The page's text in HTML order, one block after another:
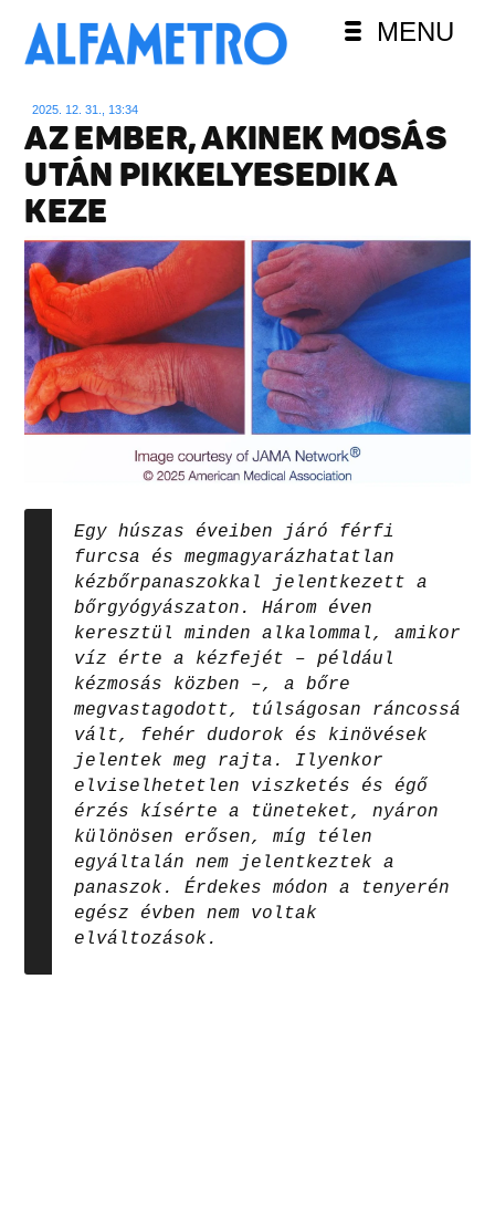
MENU
2025. 12. 31., 13:34
AZ EMBER, AKINEK MOSÁS
UTÁN PIKKELYESEDIK A
KEZE
Egy húszas éveiben járó férfi
furcsa és megmagyarázhatatlan
kézbőrpanaszokkal jelentkezett a
bőrgyógyászaton. Három éven
keresztül minden alkalommal, amikor
víz érte a kézfejét – például
kézmosás közben –, a bőre
megvastagodott, túlságosan ráncossá
vált, fehér dudorok és kinövések
jelentek meg rajta. Ilyenkor
elviselhetetlen viszketés és égő
érzés kísérte a tüneteket, nyáron
különösen erősen, míg télen
egyáltalán nem jelentkeztek a
panaszok. Érdekes módon a tenyerén
egész évben nem voltak
elváltozások.